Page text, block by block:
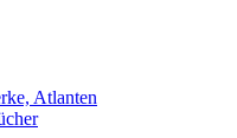
Atlanten